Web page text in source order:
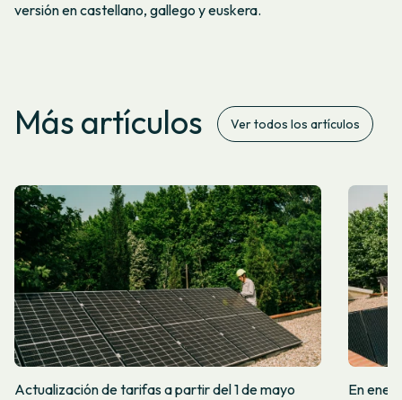
versión en castellano, gallego y euskera.
Más artículos Ver todos los artículos
Actualización de tarifas a partir del 1 de mayo En